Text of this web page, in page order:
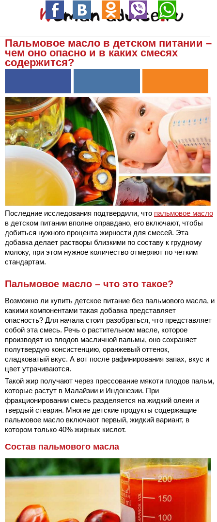
Пальмовое масло в детском питании –
чем оно опасно и в каких смесях
содержится?
Последние исследования подтвердили, что пальмовое масло
в детском питании вполне оправдано, его включают, чтобы
добиться нужного процента жирности для смесей. Эта
добавка делает растворы близкими по составу к грудному
молоку, при этом нужное количество отмеряют по четким
стандартам.
Пальмовое масло – что это такое?
Возможно ли купить детское питание без пальмового масла, и
какими компонентами такая добавка представляет
опасность? Для начала стоит разобраться, что представляет
собой эта смесь. Речь о растительном масле, которое
производят из плодов масличной пальмы, оно сохраняет
полутвердую консистенцию, оранжевый оттенок,
сладковатый вкус. А вот после рафинирования запах, вкус и
цвет утрачиваются.
Такой жир получают через прессование мякоти плодов пальм,
которые растут в Малайзии и Индонезии. При
фракционировании смесь разделяется на жидкий олеин и
твердый стеарин. Многие детские продукты содержащие
пальмовое масло включают первый, жидкий вариант, в
котором только 40% жирных кислот.
Состав пальмового масла